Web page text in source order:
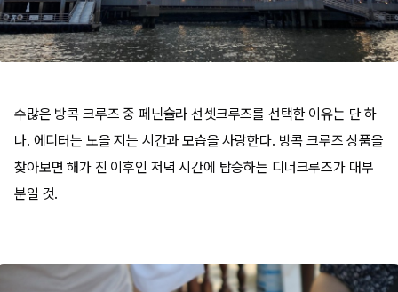
수많은 방콕 크루즈 중 페닌슐라 선셋크루즈를 선택한 이유는 단 하
나. 에디터는 노을 지는 시간과 모습을 사랑한다. 방콕 크루즈 상품을
찾아보면 해가 진 이후인 저녁 시간에 탑승하는 디너크루즈가 대부
분일 것.